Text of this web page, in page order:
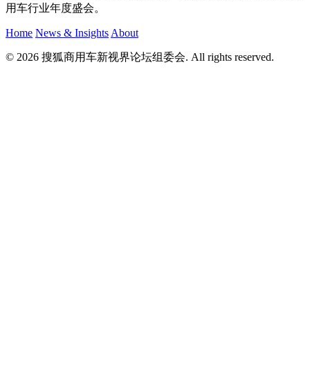
用车行业年度盛会。
Home News & Insights About
© 2026 搜狐商用车新视界论坛组委会. All rights reserved.